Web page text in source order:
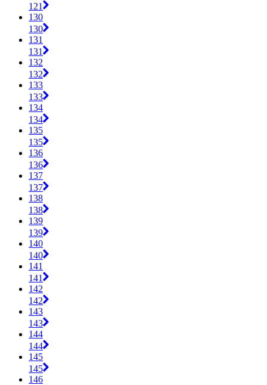
121
130
130
131
131
132
132
133
133
134
134
135
135
136
136
137
137
138
138
139
139
140
140
141
141
142
142
143
143
144
144
145
145
146